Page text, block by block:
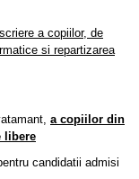
a copiilor, de
si repartizarea
a copiilor din
libere
candidatii admisi